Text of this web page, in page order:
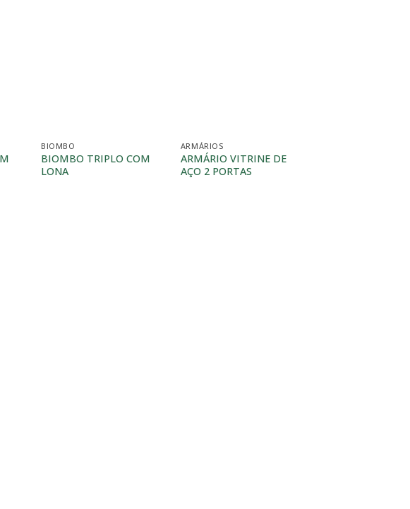
BIOMBO
BIOMBO TRIPLO COM
LONA
ARMÁRIOS
ARMÁRIO VITRINE DE
AÇO 2 PORTAS